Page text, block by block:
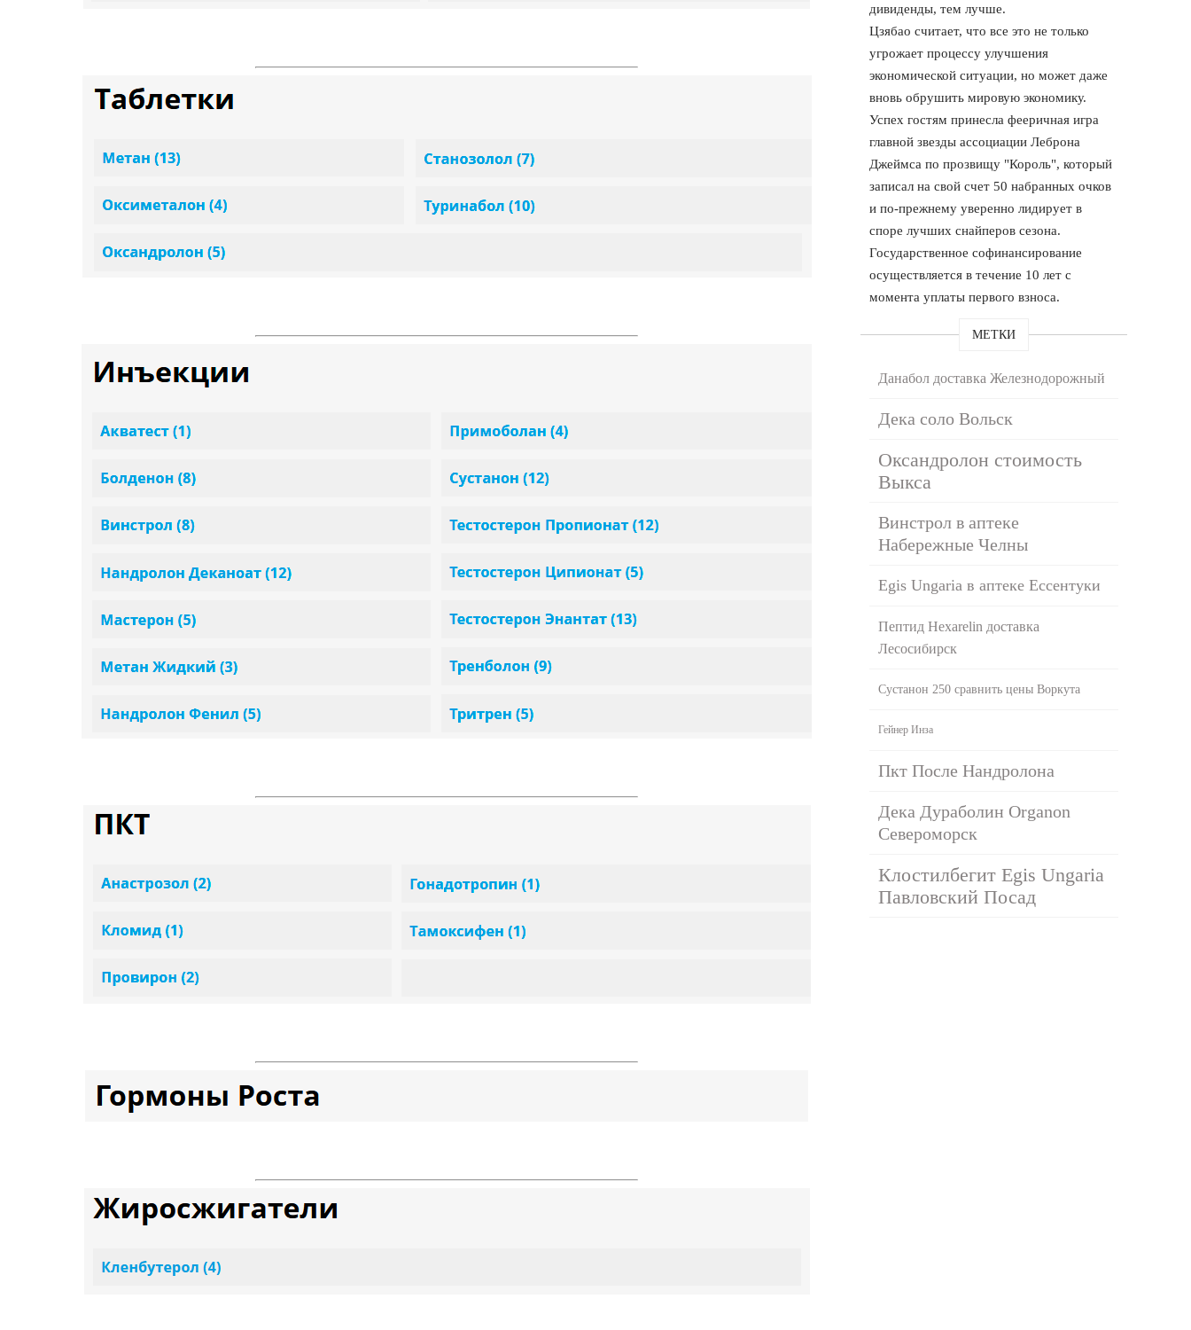
дивиденды, тем лучше.
Цзябао считает, что все это не только
угрожает процессу улучшения
экономической ситуации, но может даже
вновь обрушить мировую экономику.
Успех гостям принесла фееричная игра
главной звезды ассоциации Леброна
Джеймса по прозвищу "Король", который
записал на свой счет 50 набранных очков
и по-прежнему уверенно лидирует в
споре лучших снайперов сезона.
Государственное софинансирование
осуществляется в течение 10 лет с
момента уплаты первого взноса.
МЕТКИ
Данабол доставка Железнодорожный
Дека соло Вольск
Оксандролон стоимость
Выкса
Винстрол в аптеке
Набережные Челны
Egis Ungaria в аптеке Ессентуки
Пептид Hexarelin доставка
Лесосибирск
Сустанон 250 сравнить цены Воркута
Гейнер Инза
Пкт После Нандролона
Дека Дураболин Organon
Североморск
Клостилбегит Egis Ungaria
Павловский Посад